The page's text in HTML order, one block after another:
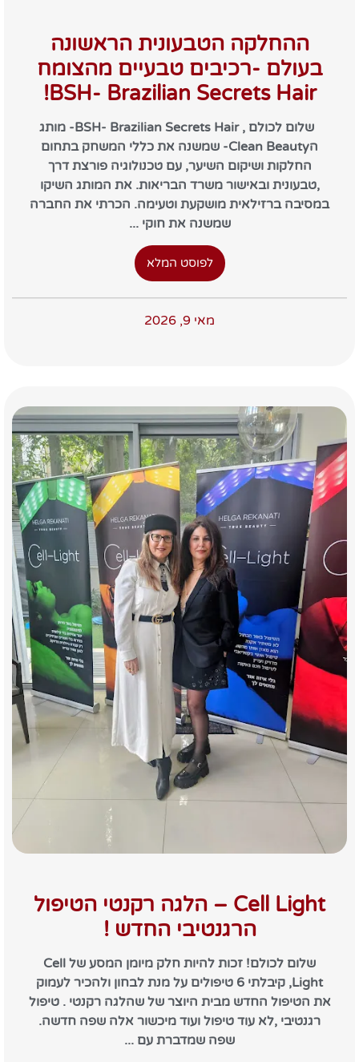
ההחלקה הטבעונית הראשונה
בעולם -רכיבים טבעיים מהצומח
BSH- Brazilian Secrets Hair!
שלום לכולם , BSH- Brazilian Secrets Hair- מותג
הClean Beauty- שמשנה את כללי המשחק בתחום
החלקות ושיקום השיער, עם טכנולוגיה פורצת דרך
,טבעונית ובאישור משרד הבריאות. את המותג השיקו
במסיבה ברזילאית מושקעת וטעימה. הכרתי את החברה
שמשנה את חוקי ...
לפוסט המלא
מאי 9, 2026
Cell Light – הלגה רקנטי הטיפול
הרגנטיבי החדש !
שלום לכולם! זכות להיות חלק מיומן המסע של Cell
Light, קיבלתי 6 טיפולים על מנת לבחון ולהכיר לעמוק
את הטיפול החדש מבית היוצר של שהלגה רקנטי . טיפול
רגנטיבי ,לא עוד טיפול ועוד מיכשור אלה שפה חדשה.
שפה שמדברת עם ...